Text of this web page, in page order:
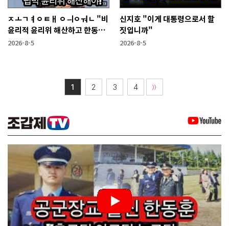
ㅈㅗㄱㅕㅇㅌㅐ ㅇㅢㅇㅝㄴ "비
윤리적 윤리위 해산하고 한동훈
복당 시켜야"
2026-8-5
신지호 "이게 대통령으로서 할
짓입니까"
2026-8-5
1 2 3 4 〉〉